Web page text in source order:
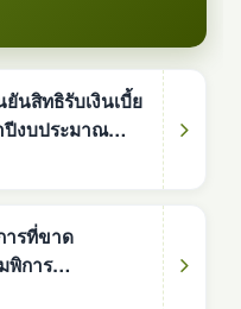
นสิทธิรับเงินเบี้ย
ปีงบประมาณ
ม้อทองใต้ ทั้ง
ารที่ขาด
พิการ
จำเดือน